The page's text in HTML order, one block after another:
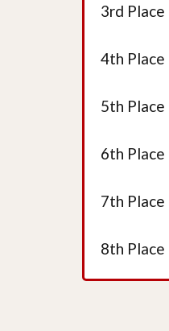
3rd
4th
5th
6th
7th
8th